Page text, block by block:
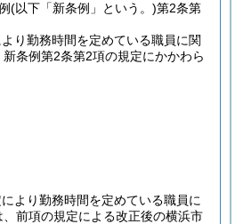
(以下「新条例」という。)第2条第
り勤務時間を定めている職員に関
条例第2条第2項の規定にかかわら
より勤務時間を定めている職員に
前項の規定による改正後の横浜市